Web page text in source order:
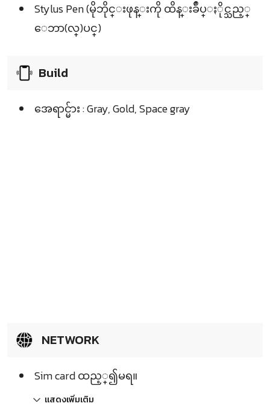
Stylus Pen (မိုဘိုင္းဖုန္းကို ထိန္းခ်ဳပ္ႏိုင္သည့္
ေဘာ(လ္)ပင္)
Build
အေရာင္မ်ား : Gray, Gold, Space gray
NETWORK
Sim card ထည့္၍မရ။
แสดงเพิ่มเติม